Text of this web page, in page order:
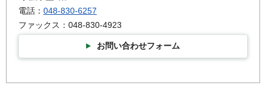
電話： 048-830-6257
ファックス：048-830-4923
お問い合わせフォーム